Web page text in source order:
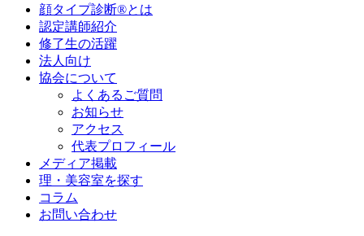
顔タイプ診断®とは
認定講師紹介
修了生の活躍
法人向け
協会について
よくあるご質問
お知らせ
アクセス
代表プロフィール
メディア掲載
理・美容室を探す
コラム
お問い合わせ